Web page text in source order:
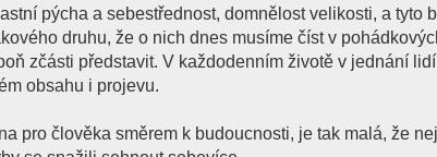
pýcha a sebestřednost, domnělost velikosti, a tyto
druhu, že o nich dnes musíme číst v
zčásti představit. V každodenním životě v jednání
obsahu i projevu.
pro člověka směrem k budoucnosti, je tak malá, že